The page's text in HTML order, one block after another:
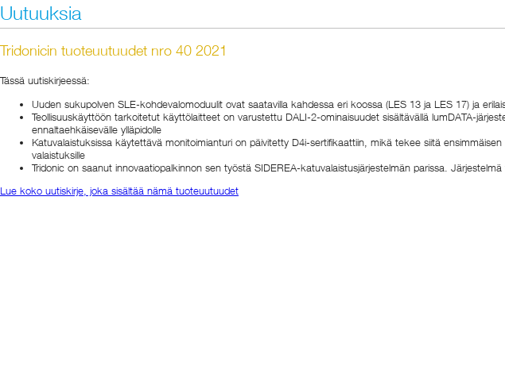
Uutuuksia
Tridonicin tuoteuutuudet nro 40 2021
Tässä uutiskirjeessä:
Uuden sukupolven SLE-kohdevalomoduulit ovat saatavilla kahdessa eri koossa (LES 13 ja LES 17) ja
Teollisuuskäyttöön tarkoitetut käyttölaitteet on varustettu DALI-2-ominaisuudet sisältävällä lumDATA-
ennaltaehkäisevälle ylläpidolle
Katuvalaistuksissa käytettävä monitoimianturi on päivitetty D4i-sertifikaattiin, mikä tekee siitä
valaistuksille
Tridonic on saanut innovaatiopalkinnon sen työstä SIDEREA-katuvalaistusjärjestelmän parissa.
Lue koko uutiskirje, joka sisältää nämä tuoteuutuudet